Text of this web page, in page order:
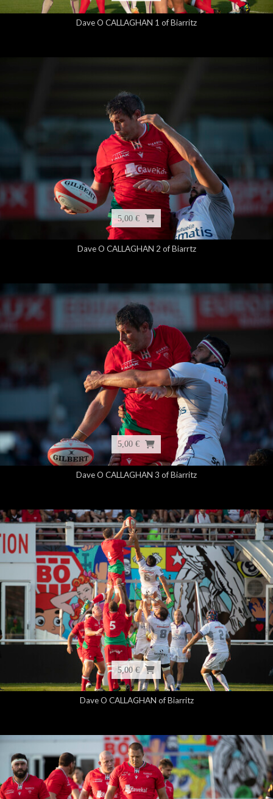
Dave O CALLAGHAN 1 of Biarritz
5,00 €
Dave O CALLAGHAN 2 of Biarrtz
5,00 €
Dave O CALLAGHAN 3 of Biarritz
5,00 €
Dave O CALLAGHAN of Biarritz